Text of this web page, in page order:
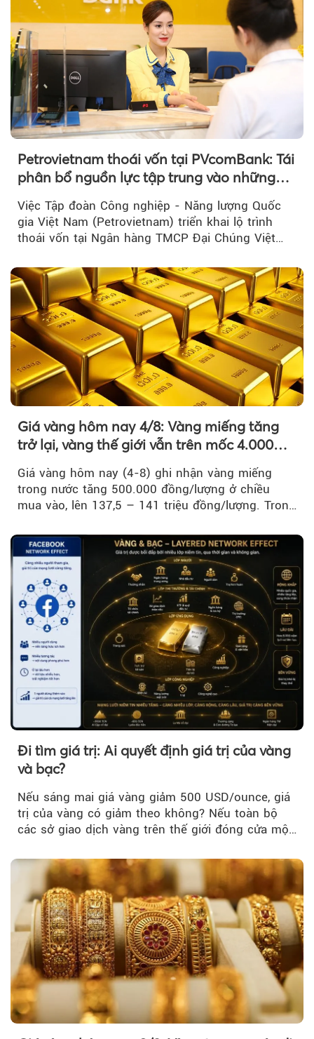
Petrovietnam thoái vốn tại PVcomBank: Tái
phân bổ nguồn lực tập trung vào những
Việc Tập đoàn Công nghiệp - Năng lượng Quốc
gia Việt Nam (Petrovietnam) triển khai lộ trình
thoái vốn tại Ngân hàng TMCP Đại Chúng Việt
Giá vàng hôm nay 4/8: Vàng miếng tăng
trở lại, vàng thế giới vẫn trên mốc 4.000
Giá vàng hôm nay (4-8) ghi nhận vàng miếng
trong nước tăng 500.000 đồng/lượng ở chiều
mua vào, lên 137,5 – 141 triệu đồng/lượng. Trong
trì trên ngưỡng 4.000 USD/ounce.
Đi tìm giá trị: Ai quyết định giá trị của vàng
và bạc?
Nếu sáng mai giá vàng giảm 500 USD/ounce, giá
trị của vàng có giảm theo không? Nếu toàn bộ
các sở giao dịch vàng trên thế giới đóng cửa một